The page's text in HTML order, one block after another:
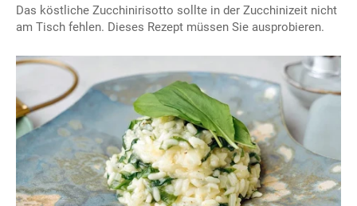
Das köstliche Zucchinirisotto sollte in der Zucchinizeit nicht
am Tisch fehlen. Dieses Rezept müssen Sie ausprobieren.